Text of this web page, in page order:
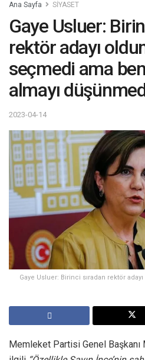
Ana Sayfa SİYASET
Gaye Usluer:
rektör adayı
seçmedi ama
almayı
2023-04-14
Gaye Usluer: Birinci sıradan rektör
Memleket Partisi Genel Başkanı